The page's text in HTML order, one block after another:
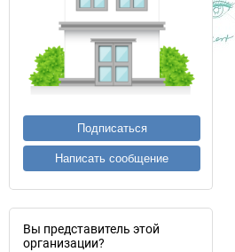
Подписаться
Написать сообщение
Вы представитель этой
организации?